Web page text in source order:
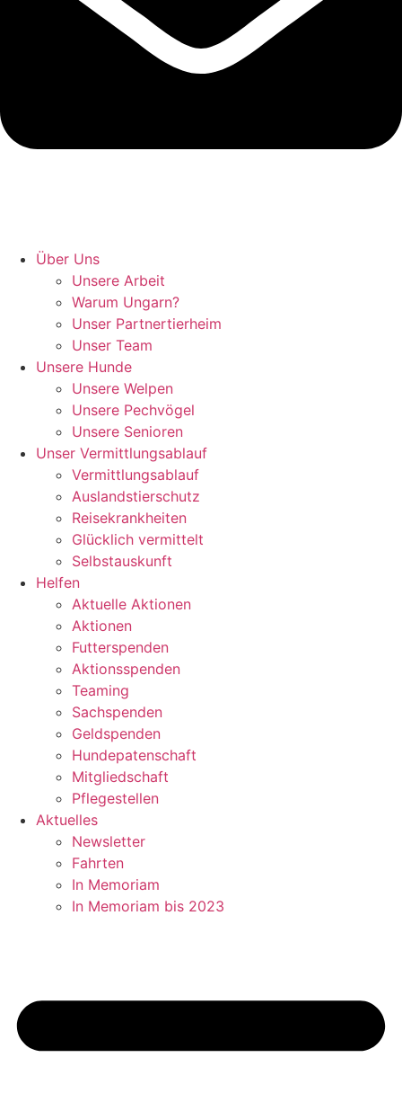
Über Uns
Unsere Arbeit
Warum Ungarn?
Unser Partnertierheim
Unser Team
Unsere Hunde
Unsere Welpen
Unsere Pechvögel
Unsere Senioren
Unser Vermittlungsablauf
Vermittlungsablauf
Auslandstierschutz
Reisekrankheiten
Glücklich vermittelt
Selbstauskunft
Helfen
Aktuelle Aktionen
Aktionen
Futterspenden
Aktionsspenden
Teaming
Sachspenden
Geldspenden
Hundepatenschaft
Mitgliedschaft
Pflegestellen
Aktuelles
Newsletter
Fahrten
In Memoriam
In Memoriam bis 2023